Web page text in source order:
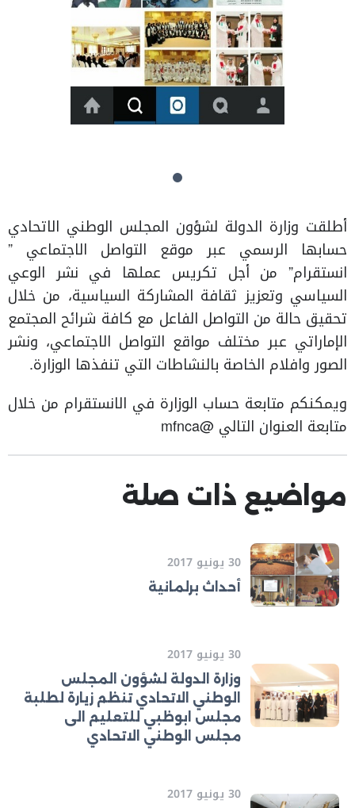
أطلقت وزارة الدولة لشؤون المجلس الوطني الاتحادي
حسابها الرسمي عبر موقع التواصل الاجتماعي ”
انستقرام” من أجل تكريس عملها في نشر الوعي
السياسي وتعزيز ثقافة المشاركة السياسية، من خلال
تحقيق حالة من التواصل الفاعل مع كافة شرائح المجتمع
الإماراتي عبر مختلف مواقع التواصل الاجتماعي، ونشر
الصور وافلام الخاصة بالنشاطات التي تنفذها الوزارة.
ويمكنكم متابعة حساب الوزارة في الانستقرام من خلال
متابعة العنوان التالي @mfnca
مواضيع ذات صلة
30 يونيو 2017
أحداث برلمانية
30 يونيو 2017
وزارة الدولة لشؤون المجلس
الوطني الاتحادي تنظم زيارة لطلبة
مجلس ابوظبي للتعليم الى
مجلس الوطني الاتحادي
30 يونيو 2017